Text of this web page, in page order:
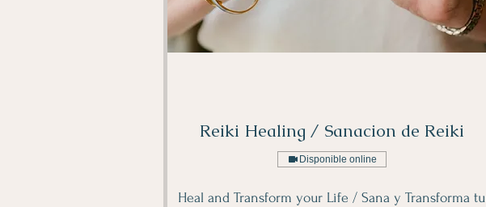
Reiki Healing / Sanacion de Reiki
Disponible online
Heal and Transform your Life / Sana y Transforma tu